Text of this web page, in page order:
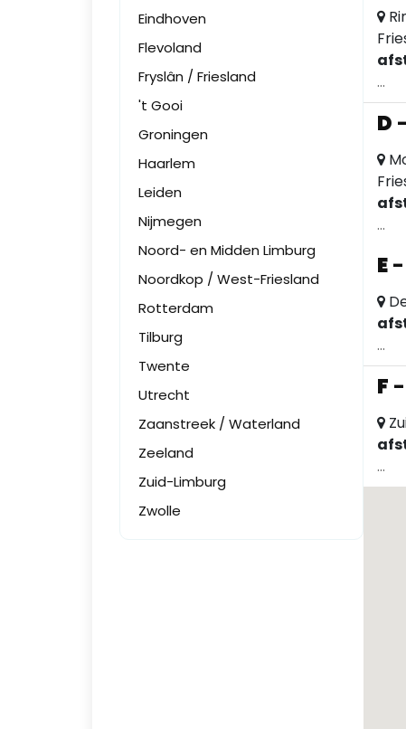
...
D -
...
E-
...
F -
...
Eindhoven
Flevoland
Fryslân / Friesland
't Gooi
Groningen
Haarlem
Leiden
Nijmegen
Noord- en Midden Limburg
Noordkop / West-Friesland
Rotterdam
Tilburg
Twente
Utrecht
Zaanstreek / Waterland
Zeeland
Zuid-Limburg
Zwolle